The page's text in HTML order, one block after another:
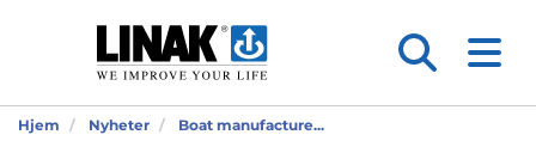
Hjem Nyheter Boat manufacture...